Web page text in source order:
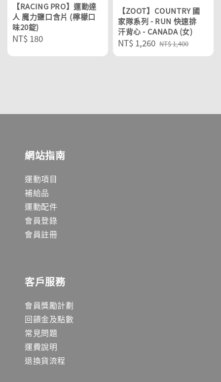
【RACING PRO】運動達
人 魔力鹽口含片 (檸檬口
味20錠)
Regular
NT$ 180
【ZOOT】COUNTRY 國
家隊系列 - RUN 快速排
汗背心 - CANADA (女)
Sale
price
NT$ 1,260 Regular
price
NT$ 1,400
網站指南
運動項目
補給品
運動配件
會員登錄
會員註冊
客戶服務
會員獎勵計劃
回饋金及點數
常見問題
運費說明
退換貨流程